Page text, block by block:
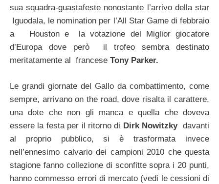
sua squadra-guastafeste nonostante l’arrivo della star
Iguodala, le nomination per l’All Star Game di febbraio
a Houston e la votazione del Miglior giocatore
d’Europa dove però il trofeo sembra destinato
meritatamente al francese Tony Parker.
Le grandi giornate del Gallo da combattimento, come
sempre, arrivano on the road, dove risalta il carattere,
una dote che non gli manca e quella che doveva
essere la festa per il ritorno di Dirk Nowitzkydavanti
al proprio pubblico, si è trasformata invece
nell’ennesimo calvario dei campioni 2010 che questa
stagione fanno collezione di sconfitte sopra i 20 punti,
hanno commesso errori di mercato (vedi le cessioni di